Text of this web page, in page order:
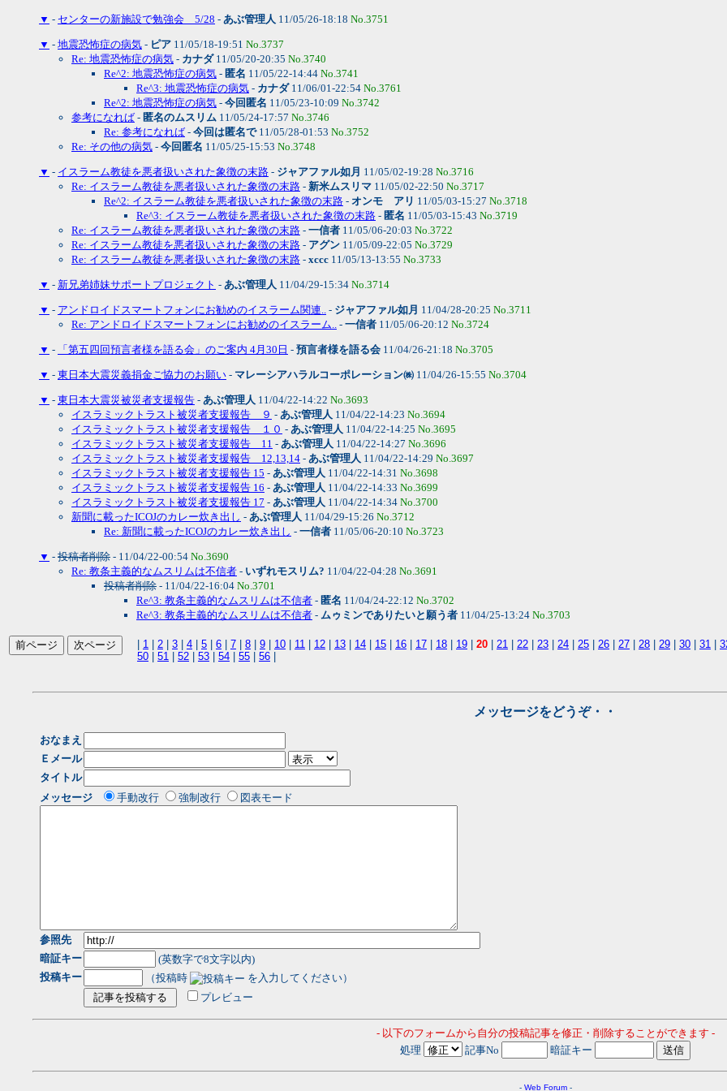
▼ - センターの新施設で勉強会 5/28 - あぶ管理人 11/05/26-18:18 No.3751
▼ - 地震恐怖症の病気 - ピア 11/05/18-19:51 No.3737
Re: 地震恐怖症の病気 - カナダ11/05/20-20:35 No.3740
Re^2: 地震恐怖症の病気 - 匿名 11/05/22-14:44 No.3741
Re^3: 地震恐怖症の病気 - カナダ11/06/01-22:54 No.3761
Re^2: 地震恐怖症の病気 - 今回匿名 11/05/23-10:09 No.3742
参考になれば - 匿名のムスリム 11/05/24-17:57 No.3746
Re: 参考になれば - 今回は匿名で11/05/28-01:53 No.3752
Re: その他の病気 - 今回匿名 11/05/25-15:53 No.3748
▼ - イスラーム教徒を悪者扱いされた象徴の末路 - ジャアファル如月 11/05/02-19:28 No.3716
Re: イスラーム教徒を悪者扱いされた象徴の末路 - 新米ムスリマ 11/05/02-22:50 No.3717
Re^2: イスラーム教徒を悪者扱いされた象徴の末路 - オンモ アリ 11/05/03-15:27 No.3718
Re^3: イスラーム教徒を悪者扱いされた象徴の末路 - 匿名 11/05/03-15:43 No.3719
Re: イスラーム教徒を悪者扱いされた象徴の末路 - 一信者 11/05/06-20:03 No.3722
Re: イスラーム教徒を悪者扱いされた象徴の末路 - アグン 11/05/09-22:05 No.3729
Re: イスラーム教徒を悪者扱いされた象徴の末路 - xccc 11/05/13-13:55 No.3733
▼ - 新兄弟姉妹サポートプロジェクト - あぶ管理人 11/04/29-15:34 No.3714
▼ - アンドロイドスマートフォンにお勧めのイスラーム関連.. - ジャアファル如月 11/04/28-20:25 No.3711
Re: アンドロイドスマートフォンにお勧めのイスラーム.. - 一信者 11/05/06-20:12 No.3724
▼ - 「第五四回預言者様を語る会」のご案内 4月30日 - 預言者様を語る会 11/04/26-21:18 No.3705
▼ - 東日本大震災義捐金ご協力のお願い - マレーシアハラルコーポレーション㈱ 11/04/26-15:55 No.3704
▼ - 東日本大震災被災者支援報告 - あぶ管理人 11/04/22-14:22 No.3693
イスラミックトラスト被災者支援報告 ９ - あぶ管理人 11/04/22-14:23 No.3694
イスラミックトラスト被災者支援報告 １０ - あぶ管理人 11/04/22-14:25 No.3695
イスラミックトラスト被災者支援報告 11 - あぶ管理人 11/04/22-14:27 No.3696
イスラミックトラスト被災者支援報告 12,13,14 - あぶ管理人 11/04/22-14:29 No.3697
イスラミックトラスト被災者支援報告 15 - あぶ管理人 11/04/22-14:31 No.3698
イスラミックトラスト被災者支援報告 16 - あぶ管理人 11/04/22-14:33 No.3699
イスラミックトラスト被災者支援報告 17 - あぶ管理人 11/04/22-14:34 No.3700
新聞に載ったICOJのカレー炊き出し - あぶ管理人 11/04/29-15:26 No.3712
Re: 新聞に載ったICOJのカレー炊き出し - 一信者 11/05/06-20:10 No.3723
▼ - 投稿者削除 - 11/04/22-00:54 No.3690
Re: 教条主義的なムスリムは不信者 - いずれモスリム? 11/04/22-04:28 No.3691
投稿者削除 - 11/04/22-16:04 No.3701
Re^3: 教条主義的なムスリムは不信者 - 匿名 11/04/24-22:12 No.3702
Re^3: 教条主義的なムスリムは不信者 - ムゥミンでありたいと願う者 11/04/25-13:24 No.3703
1 2 3 4 5 6 7 8 9 10 11 12 13 14 15 16 17 18 19 20 21 22 23 24 25 26 27 28 29 30 31
50
51 52 53 54 55 56
メッセージをどうぞ・・
おなまえ
Ｅメール
タイトル
メッセージ
手動改行 強制改行 図表モード
参照先
暗証キー
(英数字で8文字以内)
投稿キー
（投稿時
を入力してください）
プレビュー
- 以下のフォームから自分の投稿記事を修正・削除することができます -
処理
記事No 暗証キー
- Web Forum-